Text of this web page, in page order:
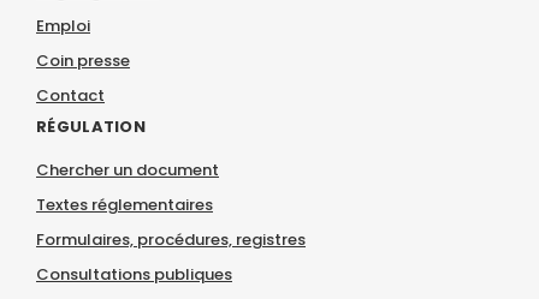
Emploi
Coin presse
Contact
RÉGULATION
Chercher un document
Textes réglementaires
Formulaires, procédures, registres
Consultations publiques